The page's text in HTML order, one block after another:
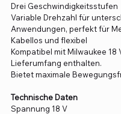
Drei Geschwindigkeitsstufen
Variable Drehzahl für
Anwendungen, perfekt für
Kabellos und flexibel
Kompatibel mit Milwaukee 18
Lieferumfang enthalten.
Bietet maximale
Technische Daten
Spannung 18 V